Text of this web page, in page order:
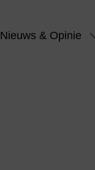
Nieuws & Opinie